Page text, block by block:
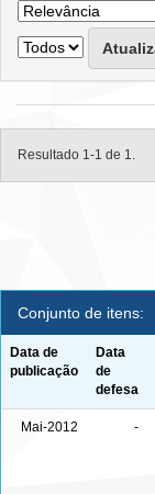
Resultado 1-1 de 1.
Conjunto de itens:
Data de
publicação
Data
de
defesa
Mai-2012 -